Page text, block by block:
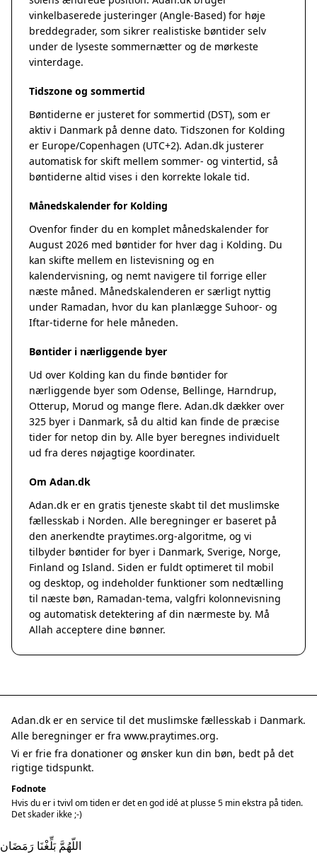
vinkelbaserede justeringer (Angle-Based) for høje
breddegrader, som sikrer realistiske bøntider selv
under de lyseste sommernætter og de mørkeste
vinterdage.
Tidszone og sommertid
Bøntiderne er justeret for sommertid (DST), som er
aktiv i Danmark på denne dato. Tidszonen for Kolding
er Europe/Copenhagen (UTC+2). Adan.dk justerer
automatisk for skift mellem sommer- og vintertid, så
bøntiderne altid vises i den korrekte lokale tid.
Månedskalender for Kolding
Ovenfor finder du en komplet månedskalender for
August 2026 med bøntider for hver dag i Kolding. Du
kan skifte mellem en listevisning og en
kalendervisning, og nemt navigere til forrige eller
næste måned. Månedskalenderen er særligt nyttig
under Ramadan, hvor du kan planlægge Suhoor- og
Iftar-tiderne for hele måneden.
Bøntider i nærliggende byer
Ud over Kolding kan du finde bøntider for
nærliggende byer som Odense, Bellinge, Harndrup,
Otterup, Morud og mange flere. Adan.dk dækker over
325 byer i Danmark, så du altid kan finde de præcise
tider for netop din by. Alle byer beregnes individuelt
ud fra deres nøjagtige koordinater.
Om Adan.dk
Adan.dk er en gratis tjeneste skabt til det muslimske
fællesskab i Norden. Alle beregninger er baseret på
den anerkendte praytimes.org-algoritme, og vi
tilbyder bøntider for byer i Danmark, Sverige, Norge,
Finland og Island. Siden er fuldt optimeret til mobil
og desktop, og indeholder funktioner som nedtælling
til næste bøn, Ramadan-tema, valgfri kolonnevisning
og automatisk detektering af din nærmeste by. Må
Allah acceptere dine bønner.
Adan.dk er en service til det muslimske fællesskab i Danmark.
Alle beregninger er fra www.praytimes.org.
Vi er frie fra donationer og ønsker kun din bøn, bedt på det
rigtige tidspunkt.
Fodnote
Hvis du er i tvivl om tiden er det en god idé at plusse 5 min ekstra på tiden.
Det skader ikke ;-)
اللّهُمَّ بَلِّغْنَا رَمَضَان